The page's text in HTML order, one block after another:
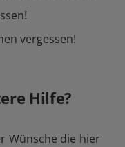
vergessen!
Hilfe?
Wünsche die hier